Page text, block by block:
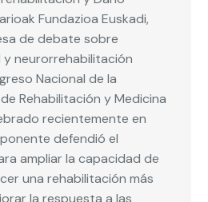
Fundazioa Euskadi,
de debate sobre
neurorrehabilitación
Nacional de la
Rehabilitación y Medicina
recientemente en
defendió el
ampliar la capacidad de
una rehabilitación más